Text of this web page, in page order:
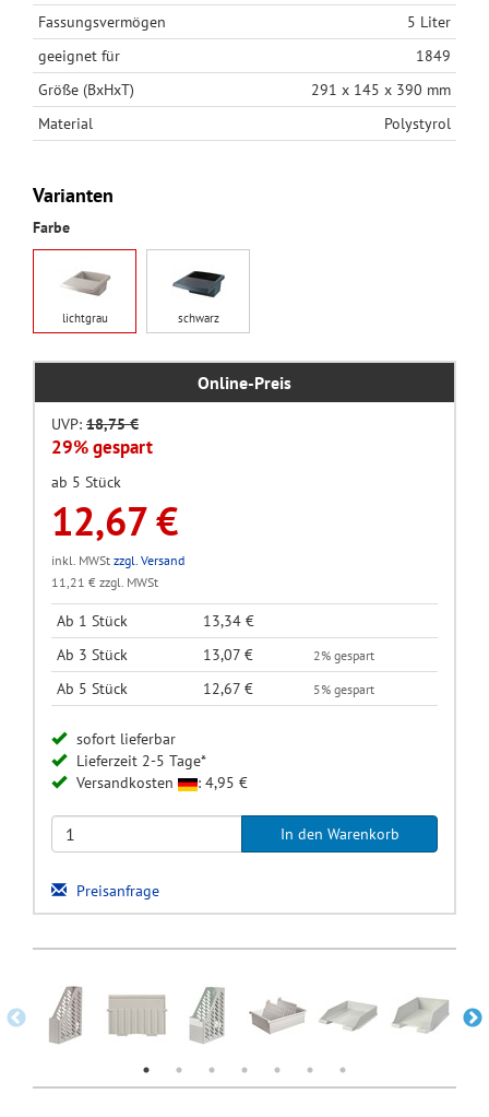
Fassungsvermögen
5 Liter
geeignet für
1849
Größe (BxHxT)
291 x 145 x 390 mm
Material
Polystyrol
Varianten
Farbe
lichtgrau schwarz
Online-Preis
UVP: 18,75 €
29% gespart
ab 5 Stück
12,67 €
inkl. MWSt zzgl. Versand
11,21 € zzgl. MWSt
Ab 1 Stück
13,34 €
Ab 3 Stück
13,07 € 2% gespart
Ab 5 Stück 12,67 € 5% gespart
sofort lieferbar
Lieferzeit 2-5 Tage*
Versandkosten
: 4,95 €
Preisanfrage